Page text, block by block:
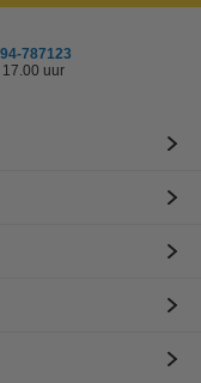
787123
uur